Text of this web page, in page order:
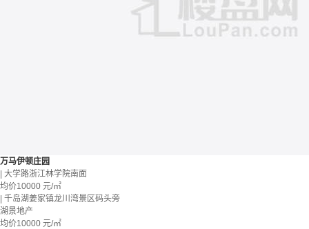
万马伊顿庄园
| 大学路浙江林学院南面
均价10000 元/㎡
| 千岛湖姜家镇龙川湾景区码头旁
湖景地产
均价10000 元/㎡